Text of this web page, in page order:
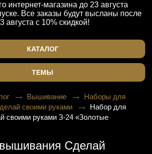
интернет-магазина до 23 августа
Все заказы будут высланы после
августа с 10% скидкой!
КАТАЛОГ
ТЕМЫ
Вышивание
Наборы для
своими руками
Набор для
своими руками З-24 «Золотые
Сделай